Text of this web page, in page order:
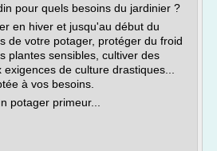
pour quels besoins du jardinier ?
en hiver et jusqu'au début du
de votre potager, protéger du froid
plantes sensibles, cultiver des
de culture drastiques...
à vos besoins.
potager primeur...